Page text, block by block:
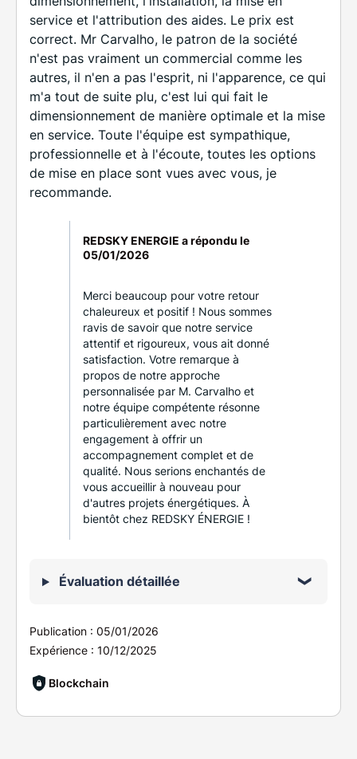
service et l'attribution des aides. Le prix est
correct. Mr Carvalho, le patron de la société
n'est pas vraiment un commercial comme les
autres, il n'en a pas l'esprit, ni l'apparence, ce qui
m'a tout de suite plu, c'est lui qui fait le
dimensionnement de manière optimale et la mise
en service. Toute l'équipe est sympathique,
professionnelle et à l'écoute, toutes les options
de mise en place sont vues avec vous, je
recommande.
REDSKY ENERGIE a répondu le
05/01/2026
Merci beaucoup pour votre retour
chaleureux et positif ! Nous sommes
ravis de savoir que notre service
attentif et rigoureux, vous ait donné
satisfaction. Votre remarque à
propos de notre approche
personnalisée par M. Carvalho et
notre équipe compétente résonne
particulièrement avec notre
engagement à offrir un
accompagnement complet et de
qualité. Nous serions enchantés de
vous accueillir à nouveau pour
d'autres projets énergétiques. À
bientôt chez REDSKY ÉNERGIE !
Évaluation détaillée
Publication : 05/01/2026
Expérience : 10/12/2025
Blockchain